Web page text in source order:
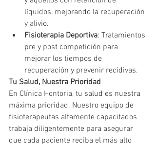
líquidos, mejorando la recuperación
y alivio.
Fisioterapia Deportiva: Tratamientos
pre y post competición para
mejorar los tiempos de
recuperación y prevenir recidivas.
Tu Salud, Nuestra Prioridad
En Clínica Hontoria, tu salud es nuestra
máxima prioridad. Nuestro equipo de
fisioterapeutas altamente capacitados
trabaja diligentemente para asegurar
que cada paciente reciba el más alto